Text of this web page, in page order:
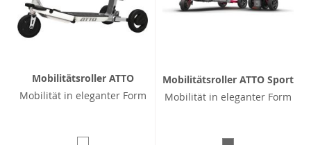
Mobilitätsroller ATTO
Mobilität in eleganter Form
Mobilitätsroller ATTO Sport
Mobilität in eleganter Form